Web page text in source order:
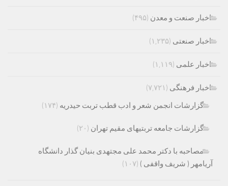
اخبار صنعت و معدن (۴۹۵)
اخبار صنعتی (۱,۲۳۵)
اخبار علمی (۱,۱۱۹)
اخبار فرهنگی (۷,۷۲۱)
گزارشات انجمن شعر و ادب قطب تربت حیدریه (۱۷۴)
گزارشات جامعه تربتیهای مقیم تهران (۲۰)
مصاحبه با دکتر محمد علی مجتهدی بنیان گذار دانشگاه
آریامهر ( شریف واقفی ) (۱۰۷)